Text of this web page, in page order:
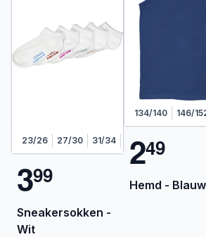
23/26 27/30 31/34 35/38
399
Sneakersokken -
Wit
134/140 146/
249
Hemd - Blauw